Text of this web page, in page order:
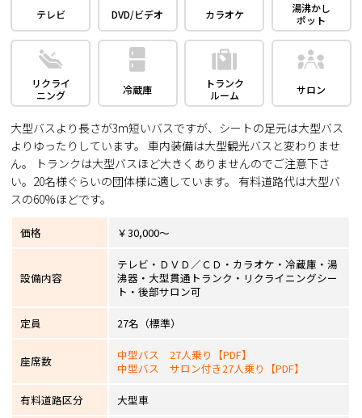
テレビ DVD/ビデオ カラオケ
湯沸かし
ポット
リクライ
ニング
冷蔵庫
トランク
ルーム
サロン
大型バスより長さが3m短いバスですが、シートの足元は大型バス
よりゆったりしています。 車内装備は大型観光バスと変わりませ
ん。 トランクは大型バスほど大きくありませんのでご注意下さ
い。20名様ぐらいの団体様に適しています。 有料道路代は大型バ
スの60%ほどです。
価格 ￥30,000～
設備内容
テレビ・ＤＶＤ／ＣＤ・カラオケ・冷蔵庫・湯
沸器・大型貫通トランク・リクライニングシー
ト・後部サロン可
定員 27名（標準）
座席数
中型バス 27人乗り【PDF】
中型バス サロン付き27人乗り【PDF】
有料道路区分 大型車